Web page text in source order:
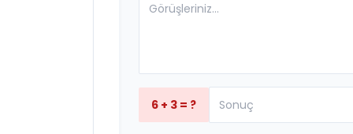
6 + 3 = ?